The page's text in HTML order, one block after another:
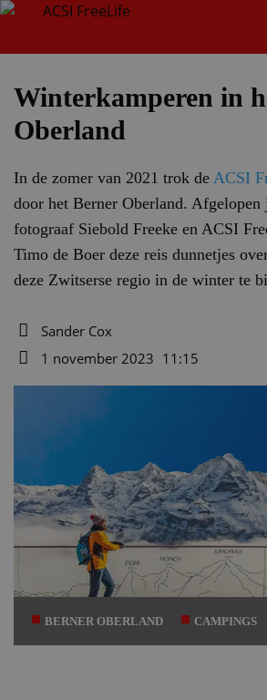
Zoeken
Winterkamperen in
Oberland
In de zomer van 2021 trok de ACSI
door het Berner Oberland. Afgelopen
fotograaf Siebold Freeke en ACSI
Timo de Boer deze reis dunnetjes
deze Zwitserse regio in de winter te
Auteur
Sander Cox
1 november 2023 11:15
BERNER OBERLAND CAMPINGS